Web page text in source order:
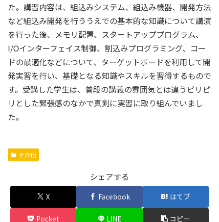
た。講習内容は、組込みシステム、組込み機器、開発方法
など組込み開発を行ううえでの基本的な知識について講演
を行った後、メモリ配置、スタートアッププログラム、
I/Oインターフェイス制御、割込みプログラミング、コー
ドの最適化などについて、ターゲットボードを利用して開
発実習を行い、基礎となる知識やスキルを習得するもので
す。受講した学生は、普段の講義の雰囲気とは違うピリピ
リとした緊張感のなかで真剣に実習に取り組んでいまし
た。
その他
シェアする
X Facebook はてブ
Pocket LINE コピー